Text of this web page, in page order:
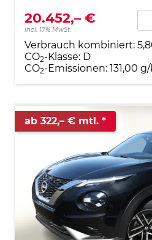
20.452,– €
incl. 17% MwSt.
Verbrauch kombiniert:
CO2-Klasse: D
CO2-Emissionen: 131,00
ab 322,– € mtl.